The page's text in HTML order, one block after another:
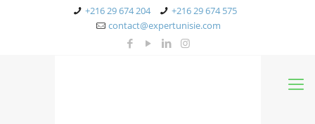
+216 29 674 204
+216 29 674 575
contact@expertunisie.com